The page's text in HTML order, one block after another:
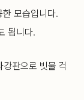
모습입니다.
됩니다.
판으로 빗물 걱